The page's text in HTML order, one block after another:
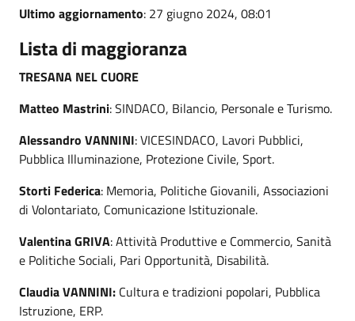
Ultimo aggiornamento: 27 giugno 2024, 08:01
Lista di maggioranza
TRESANA NEL CUORE
Matteo Mastrini: SINDACO, Bilancio, Personale e Turismo.
Alessandro VANNINI: VICESINDACO, Lavori Pubblici,
Pubblica Illuminazione, Protezione Civile, Sport.
Storti Federica: Memoria, Politiche Giovanili, Associazioni
di Volontariato, Comunicazione Istituzionale.
Valentina GRIVA: Attività Produttive e Commercio, Sanità
e Politiche Sociali, Pari Opportunità, Disabilità.
Claudia VANNINI: Cultura e tradizioni popolari, Pubblica
Istruzione, ERP.